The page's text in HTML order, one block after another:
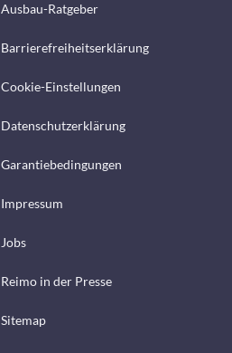
Ausbau-Ratgeber
Barrierefreiheitserklärung
Cookie-Einstellungen
Datenschutzerklärung
Garantiebedingungen
Impressum
Jobs
Reimo in der Presse
Sitemap